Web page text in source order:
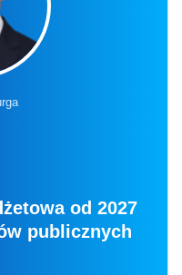
od 2027
publicznych